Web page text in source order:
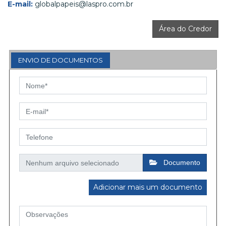
E-mail: globalpapeis@laspro.com.br
Área do Credor
ENVIO DE DOCUMENTOS
Documento
Adicionar mais um documento